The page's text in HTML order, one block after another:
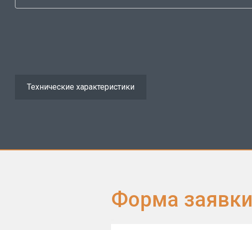
Технические характеристики
Форма заявки